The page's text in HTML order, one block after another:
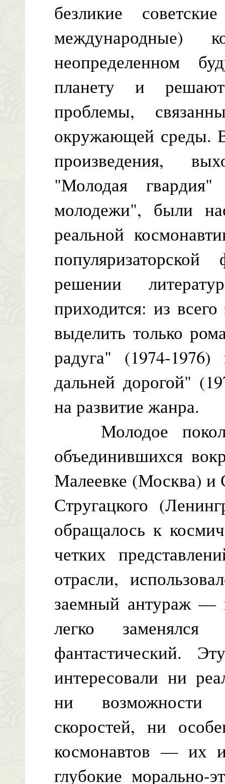
безликие
международные)
неопределенном
планету и решают
проблемы,
окружающей среды.
произведения,
"Молодая
молодежи", были
реальной
решении
приходится: из
выделить только
радуга" (1974-
дальней дорогой"
на развитие жанра.
Молодое
объединившихся
Малеевке (Москва) и
Стругацкого
обращалось к
четких
отрасли,
заемный антураж —
легко
фантастический.
интересовали ни
ни возможности
скоростей, ни
космонавтов — их
глубокие морально-